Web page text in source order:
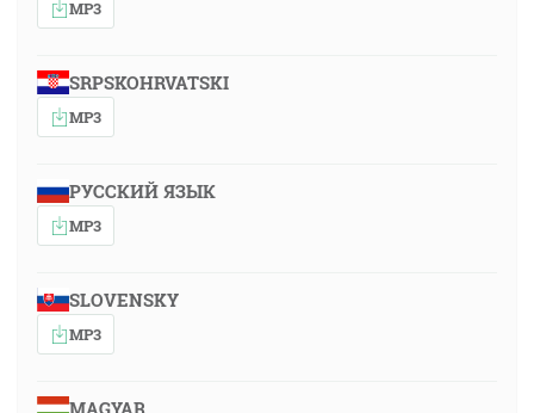
MP3
SRPSKOHRVATSKI
MP3
РУССКИЙ ЯЗЫК
MP3
SLOVENSKY
MP3
MAGYAR